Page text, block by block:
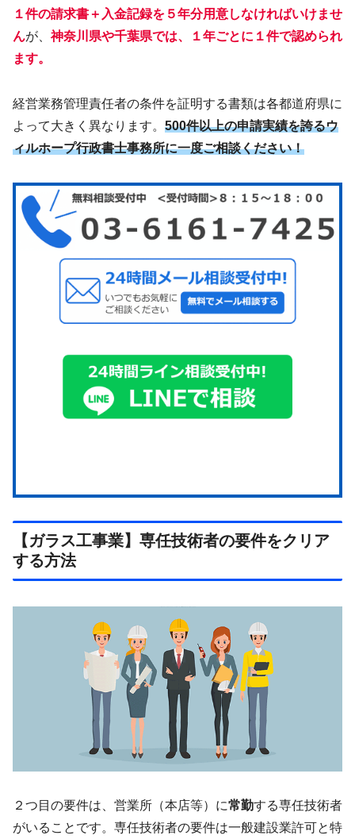
１件の請求書＋入金記録を５年分用意しなければいけませ
んが、神奈川県や千葉県では、１年ごとに１件で認められ
ます。
経営業務管理責任者の条件を証明する書類は各都道府県に
よって大きく異なります。 500件以上の申請実績を誇るウ
ィルホープ行政書士事務所に一度ご相談ください！
【ガラス工事業】専任技術者の要件をクリア
する方法
２つ目の要件は、営業所（本店等）に常勤する専任技術者
がいることです。専任技術者の要件は一般建設業許可と特